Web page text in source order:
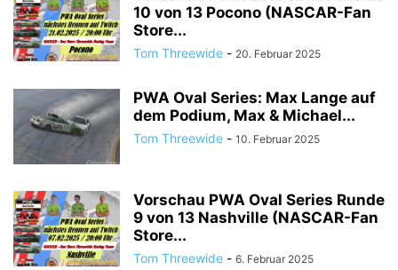
10 von 13 Pocono (NASCAR-Fan
Store...
Tom Threewide - 20. Februar 2025
PWA Oval Series: Max Lange auf
dem Podium, Max & Michael...
Tom Threewide - 10. Februar 2025
Vorschau PWA Oval Series Runde
9 von 13 Nashville (NASCAR-Fan
Store...
Tom Threewide - 6. Februar 2025